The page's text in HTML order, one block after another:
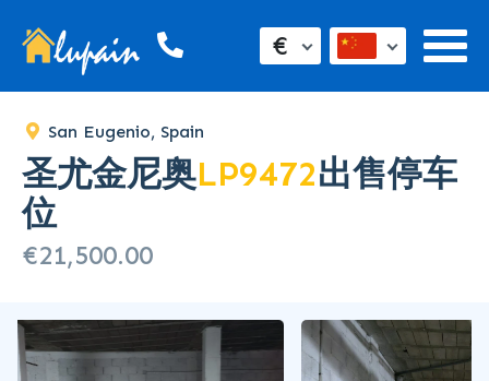
€
San Eugenio, Spain
圣尤金尼奥LP9472出售停车
位
€21,500.00